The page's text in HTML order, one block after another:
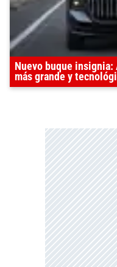
Nuevo buque
más grande y